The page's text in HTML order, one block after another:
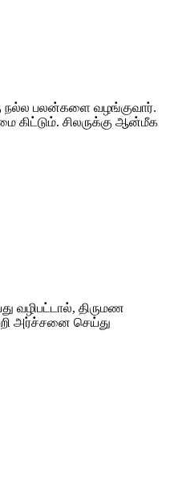
நல்ல பலன்களை வழங்குவார்.
கிட்டும். சிலருக்கு ஆன்மீக
வழிபட்டால், திருமண
அர்ச்சனை செய்து